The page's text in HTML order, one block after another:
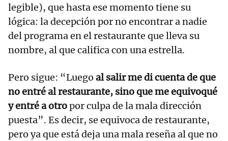
legible), que hasta ese momento tiene su
lógica: la decepción por no encontrar a nadie
del programa en el restaurante que lleva su
nombre, al que califica con una estrella.
Pero sigue: “Luego al salir me di cuenta de que
no entré al restaurante, sino que me equivoqué
y entré a otropor culpa de la mala dirección
puesta”. Es decir, se equivoca de restaurante,
pero ya que está deja una mala reseña al que no